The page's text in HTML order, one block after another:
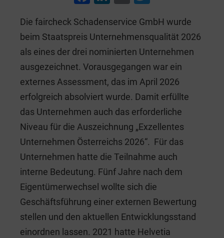
c
e
b
o
o
k
k
e
dI
n
ai
l
tt
er
Die faircheck Schadenservice GmbH wurde
beim Staatspreis Unternehmensqualität 2026
als eines der drei nominierten Unternehmen
ausgezeichnet. Vorausgegangen war ein
externes Assessment, das im April 2026
erfolgreich absolviert wurde. Damit erfüllte
das Unternehmen auch das erforderliche
Niveau für die Auszeichnung „Exzellentes
Unternehmen Österreichs 2026“. Für das
Unternehmen hatte die Teilnahme auch
interne Bedeutung. Fünf Jahre nach dem
Eigentümerwechsel wollte sich die
Geschäftsführung einer externen Bewertung
stellen und den aktuellen Entwicklungsstand
einordnen lassen. 2021 hatte Helvetia